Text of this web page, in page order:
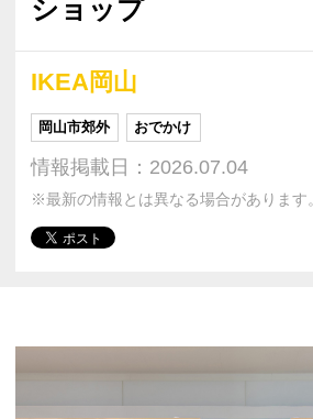
ショップ
IKEA岡山
岡山市郊外 おでかけ
情報掲載日：2026.07.04
※最新の情報とは異なる場合があります